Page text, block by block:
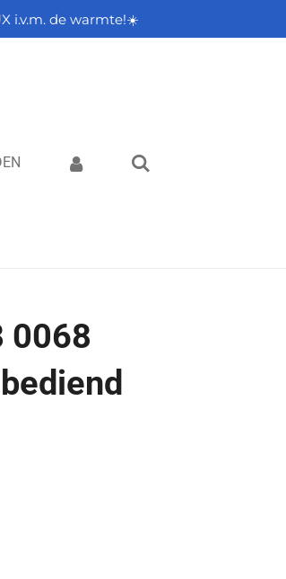
i.v.m. de warmte!☀️
0068